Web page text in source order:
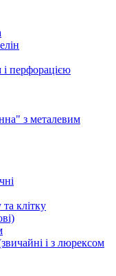
і перфорацією
з металевим
клітку
і з люрексом